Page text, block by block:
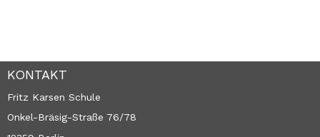
KONTAKT
Fritz Karsen Schule
Onkel-Bräsig-Straße 76/78